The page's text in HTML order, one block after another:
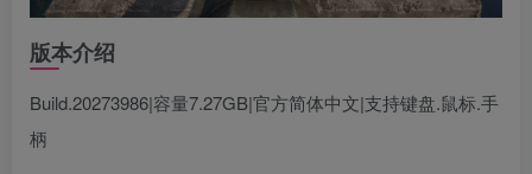
版本介绍
Build.20273986|容量7.27GB|官方简体中文|支持键盘.鼠标.手
柄